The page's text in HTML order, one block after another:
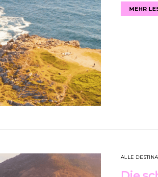
MEHR
ALLE